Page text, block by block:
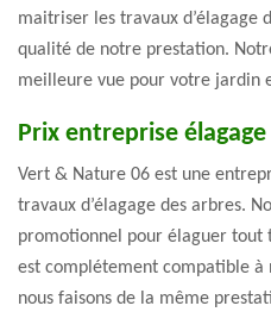
maitriser les travaux d’élagage
qualité de notre prestation.
meilleure vue pour votre jardin
Prix entreprise élagage
Vert & Nature 06 est une
travaux d’élagage des arbres.
promotionnel pour élaguer tout
est complétement compatible
nous faisons de la même